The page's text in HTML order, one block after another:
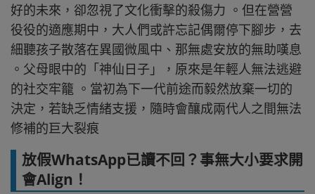
好的未來，卻忽視了文化衝擊的殺傷力 。但在營營
役役的適應期中，大人們或許忘記偶爾停下腳步，去
細聽孩子散落在異國微風中、那無處安放的無助嘆息
。父母眼中的「神仙日子」，原來是年輕人無法逃避
的社交牢籠 。當初為下一代前途而毅然放棄一切的
決定，若缺乏情緒支援，隨時會釀成兩代人之間無法
修補的巨大裂痕
放假WhatsApp已讀不回？事無大小要求開
會Align！